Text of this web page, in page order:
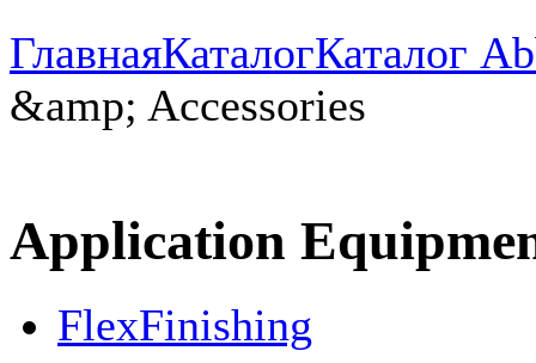
ГлавнаяКаталогКаталог
&amp; Accessories
Application
FlexFinishing